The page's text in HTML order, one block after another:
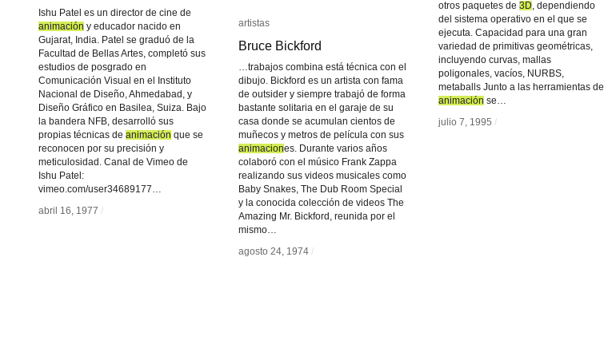
otros paquetes de 3D , dependiendo
del sistema operativo en el que se
ejecuta. Capacidad para una gran
variedad de primitivas geométricas,
incluyendo curvas, mallas
poligonales, vacíos, NURBS,
metaballs Junto a las herramientas de
animación se…
julio 7, 1995 /
3D
animación
julio 7, 1995 /
Ishu Patel es un director de cine de
animación y educador nacido en
Gujarat, India. Patel se graduó de la
Facultad de Bellas Artes, completó sus
estudios de posgrado en
Comunicación Visual en el Instituto
Nacional de Diseño, Ahmedabad, y
Diseño Gráfico en Basilea, Suiza. Bajo
la bandera NFB, desarrolló sus
propias técnicas de animación que se
reconocen por su precisión y
meticulosidad. Canal de Vimeo de
Ishu Patel:
vimeo.com/user34689177…
abril 16, 1977 /
animación
animación
abril 16, 1977 /
artistas
Bruce Bickford
…trabajos combina está técnica con el
dibujo. Bickford es un artista con fama
de outsider y siempre trabajó de forma
bastante solitaria en el garaje de su
casa donde se acumulan cientos de
muñecos y metros de película con sus
animaciones. Durante varios años
colaboró con el músico Frank Zappa
realizando sus videos musicales como
Baby Snakes, The Dub Room Special
y la conocida colección de videos The
Amazing Mr. Bickford, reunida por el
mismo…
agosto 24, 1974 /
artistas
Bruce Bickford
animacion
agosto 24, 1974 /